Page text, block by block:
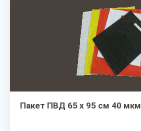
Пакет ПВД 65 х 95 см 40 мкм